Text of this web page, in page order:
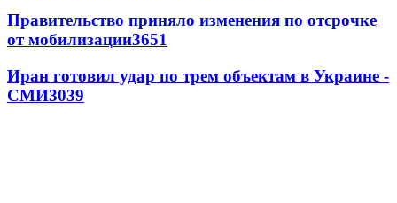
Правительство приняло изменения по отсрочке
от мобилизации3651
Иран готовил удар по трем объектам в Украине -
СМИ3039